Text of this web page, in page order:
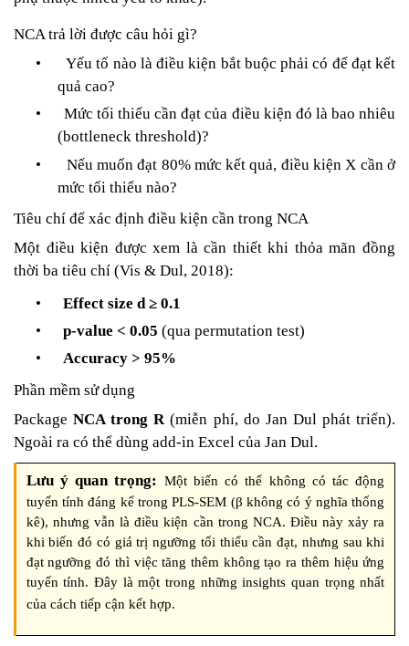
NCA trả lời được câu hỏi gì?
•
Yếu tố nào là điều kiện bắt buộc phải có để đạt kết
quả cao?
•
Mức tối thiểu cần đạt của điều kiện đó là bao nhiêu
(bottleneck threshold)?
•
Nếu muốn đạt 80% mức kết quả, điều kiện X cần ở
mức tối thiểu nào?
Tiêu chí để xác định điều kiện cần trong NCA
Một điều kiện được xem là cần thiết khi thỏa mãn đồng
thời ba tiêu chí (Vis & Dul, 2018):
•
Effect size d ≥ 0.1
•
p-value < 0.05 (qua permutation test)
•
Accuracy > 95%
Phần mềm sử dụng
PackageNCA trong R (miễn phí, do Jan Dul phát triển).
Ngoài ra có thể dùng add-in Excel của Jan Dul.
Lưu ý quan trọng: Một biến có thể không có tác động
tuyến tính đáng kể trong PLS-SEM (β không có ýnghĩa thống
kê), nhưng vẫn là điều kiện cần trong NCA. Điều này xảy ra
khi biến đó có giá trị ngưỡng tối thiểu cần đạt, nhưng sau khi
đạt ngưỡng đó thì việc tăng thêm không tạo ra thêm hiệu ứng
tuyến tính. Đây là một trong những insights quan trọng nhất
của cách tiếp cận kết hợp.